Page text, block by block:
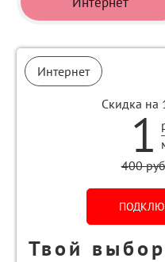
Интернет
Скидка на
1
400
Твой